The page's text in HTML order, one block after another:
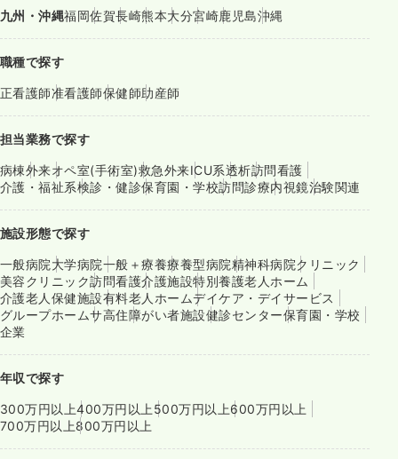
九州・沖縄福岡佐賀長崎熊本大分宮崎鹿児島沖縄
職種で探す
正看護師准看護師保健師助産師
担当業務で探す
病棟外来オペ室(手術室)救急外来ICU系透析訪問看護
介護・福祉系検診・健診保育園・学校訪問診療内視鏡治験関連
施設形態で探す
一般病院大学病院一般＋療養療養型病院精神科病院クリニック
美容クリニック訪問看護介護施設特別養護老人ホーム
介護老人保健施設有料老人ホームデイケア・デイサービス
グループホームサ高住障がい者施設健診センター保育園・学校
企業
年収で探す
300万円以上400万円以上 500万円以上600万円以上
700万円以上800万円以上